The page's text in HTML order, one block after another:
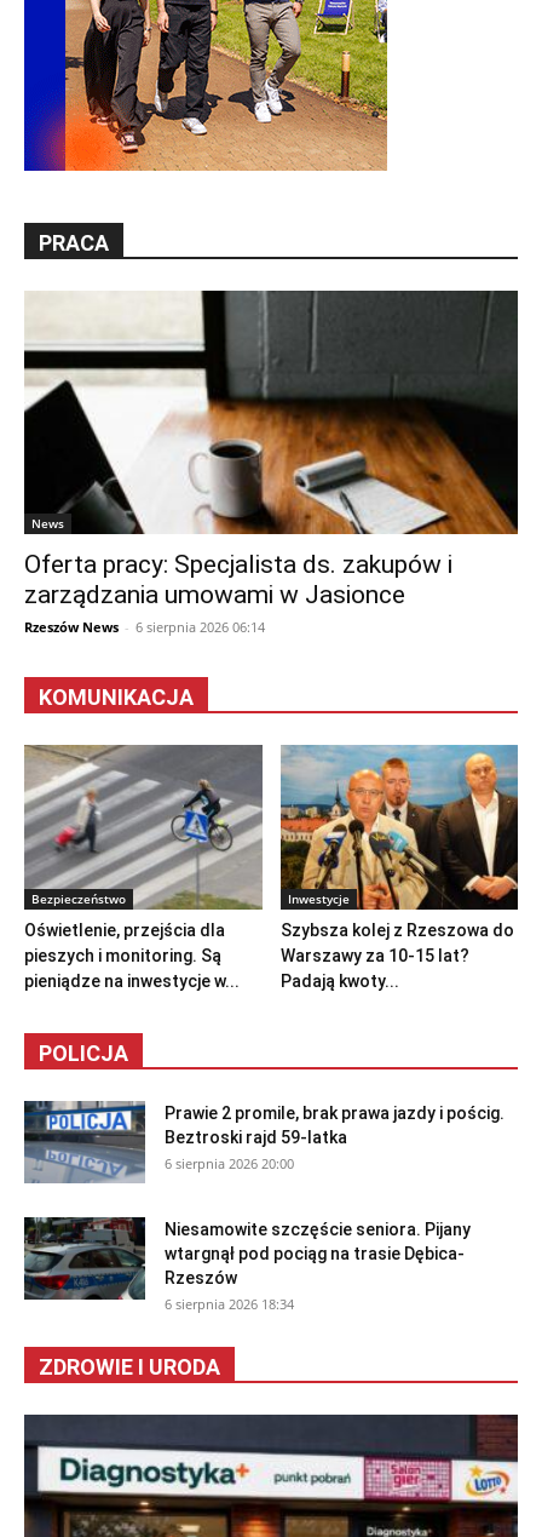
PRACA
News
Oferta pracy: Specjalista ds. zakupów i
zarządzania umowami w Jasionce
Rzeszów News - 6 sierpnia 2026 06:14
KOMUNIKACJA
Bezpieczeństwo
Oświetlenie, przejścia dla
pieszych i monitoring. Są
pieniądze na inwestycje w...
Inwestycje
Szybsza kolej z Rzeszowa do
Warszawy za 10-15 lat?
Padają kwoty...
POLICJA
Prawie 2 promile, brak prawa jazdy i pościg.
Beztroski rajd 59-latka
6 sierpnia 2026 20:00
Niesamowite szczęście seniora. Pijany
wtargnął pod pociąg na trasie Dębica-
Rzeszów
6 sierpnia 2026 18:34
ZDROWIE I URODA